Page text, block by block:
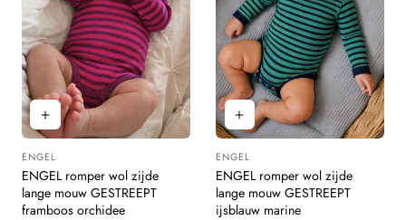
Leverancier:
ENGEL
ENGEL romper wol zijde
lange mouw GESTREEPT
framboos orchidee
Leverancier:
ENGEL
ENGEL romper wol zijde
lange mouw GESTREEPT
ijsblauw marine